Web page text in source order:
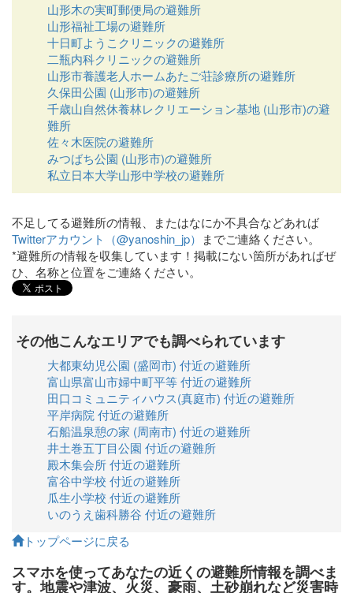
山形木の実町郵便局の避難所
山形福祉工場の避難所
十日町ようこクリニックの避難所
二瓶内科クリニックの避難所
山形市養護老人ホームあたご荘診療所の避難所
久保田公園 (山形市)の避難所
千歳山自然休養林レクリエーション基地 (山形市)の避
難所
佐々木医院の避難所
みつばち公園 (山形市)の避難所
私立日本大学山形中学校の避難所
不足してる避難所の情報、またはなにか不具合などあれば
Twitterアカウント（@yanoshin_jp） までご連絡ください。
*避難所の情報を収集しています！掲載にない箇所があればぜ
ひ、名称と位置をご連絡ください。
その他こんなエリアでも調べられています
大都東幼児公園 (盛岡市) 付近の避難所
富山県富山市婦中町平等 付近の避難所
田口コミュニティハウス(真庭市) 付近の避難所
平岸病院 付近の避難所
石船温泉憩の家 (周南市) 付近の避難所
井土巻五丁目公園 付近の避難所
殿木集会所 付近の避難所
富谷中学校 付近の避難所
瓜生小学校 付近の避難所
いのうえ歯科勝谷 付近の避難所
トップページに戻る
スマホを使ってあなたの近くの避難所情報を調べま
す。地震や津波、火災、豪雨、土砂崩れなど災害時